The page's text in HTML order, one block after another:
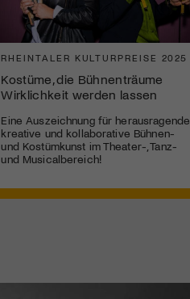
RHEINTALER KULTURPREISE 2025
Kostüme, die Bühnenträume
Wirklichkeit werden lassen
Eine Auszeichnung für herausragende
kreative und kollaborative Bühnen-
und Kostümkunst im Theater-, Tanz-
und Musicalbereich!